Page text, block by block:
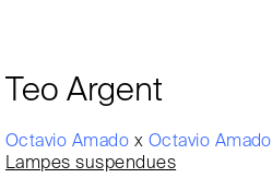
Teo Argent
Octavio Amado x Octavio Amado
Lampes suspendues